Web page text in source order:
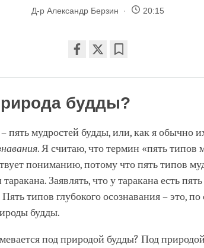
Д-р Александр Берзин 20:15
on
facebook
будды?
пять мудростей будды, или, как я обычно
. Я считаю, что термин «пять типов
пониманию, потому что пять типов
Заявлять, что у таракана есть
типов глубокого осознавания – это, по
будды.
под природой будды? Под